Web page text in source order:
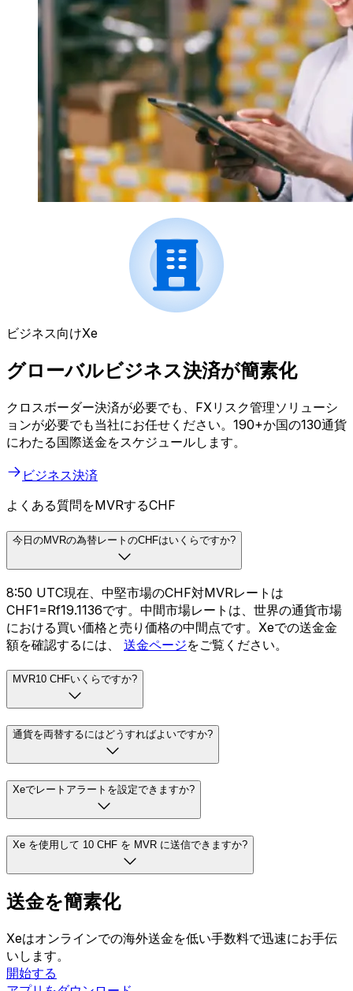
ビジネス向けXe
グローバルビジネス決済が簡素化
クロスボーダー決済が必要でも、FXリスク管理ソリューシ
ョンが必要でも当社にお任せください。190+か国の130通貨
にわたる国際送金をスケジュールします。
ビジネス決済
よくある質問をMVRするCHF
今日のMVRの為替レートのCHFはいくらですか?
8:50 UTC現在、中堅市場のCHF対MVRレートは
CHF1=Rf19.1136です。中間市場レートは、世界の通貨市場
における買い価格と売り価格の中間点です。Xeでの送金金
額を確認するには、 送金ページをご覧ください。
MVR10 CHFいくらですか?
通貨を両替するにはどうすればよいですか?
Xeでレートアラートを設定できますか?
Xe を使用して 10 CHF を MVR に送信できますか?
送金を簡素化
Xeはオンラインでの海外送金を低い手数料で迅速にお手伝
いします。
開始する